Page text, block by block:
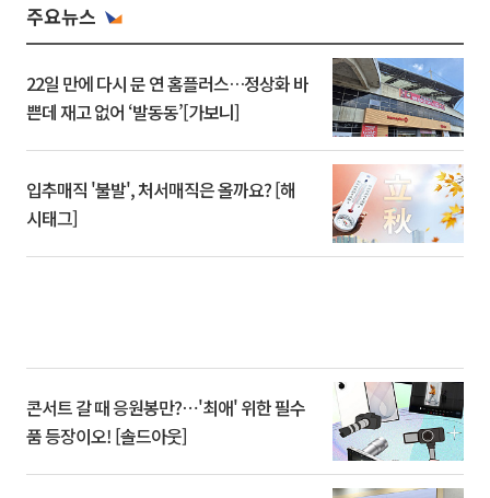
주요뉴스
22일 만에 다시 문 연 홈플러스…정상화 바
쁜데 재고 없어 ‘발동동’[가보니]
입추매직 '불발', 처서매직은 올까요? [해
시태그]
콘서트 갈 때 응원봉만?⋯'최애' 위한 필수
품 등장이오! [솔드아웃]